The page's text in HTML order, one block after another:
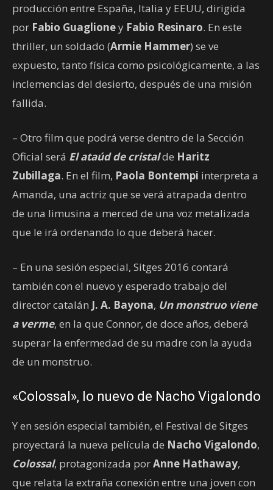
producción entre España, Italia y EEUU, dirigida
por Fabio Guaglioney Fabio Resinaro. En este
thriller, un soldado (Armie Hammer) se ve
expuesto, tanto física como psicológicamente, a las
inclemencias del desierto, después de una misión
fallida.
– Otro film que podrá verse dentro de la Sección
Oficial será El ataúd de cristalde Haritz
Zubillaga. En el film, Paola Bontempi interpreta a
Amanda, una actriz que se verá atrapada dentro
de una limusina a merced de una voz metalizada
que le irá ordenando lo que deberá hacer.
– En una sesión especial, Sitges 2016 contará
también con el nuevo y esperado trabajo del
director catalán J. A. Bayona, Un monstruo viene
a verme, en la que Connor, de doce años, deberá
superar la enfermedad de su madre con la ayuda
de un monstruo.
«Colossal», lo nuevo de Nacho Vigalondo
Y en sesión especial también, el Festival de Sitges
proyectará la nueva película de Nacho Vigalondo,
Colossal, protagonizada porAnne Hathaway,
que relata la extraña conexión entre una joven con